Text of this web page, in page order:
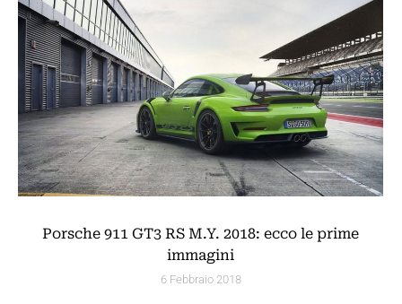
Porsche 911 GT3 RS M.Y. 2018: ecco le prime
immagini
6 Febbraio 2018